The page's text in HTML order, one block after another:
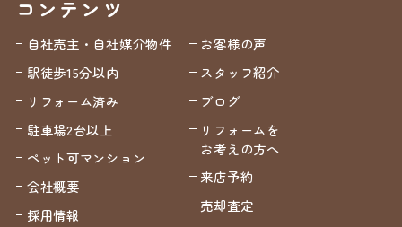
コンテンツ
自社売主・自社媒介物件
駅徒歩15分以内
リフォーム済み
駐車場2台以上
ペット可マンション
会社概要
採用情報
お客様の声
スタッフ紹介
ブログ
リフォームを
お考えの方へ
来店予約
売却査定